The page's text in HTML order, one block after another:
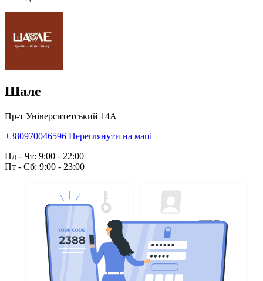
Шале
Пр-т Університетський 14А
+380970046596 Переглянути на мапі
Нд - Чт: 9:00 - 22:00
Пт - Сб: 9:00 - 23:00